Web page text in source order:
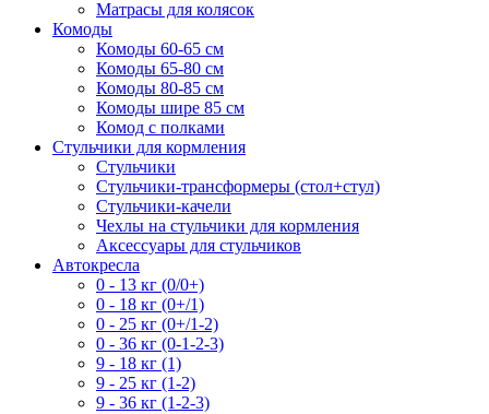
Матрасы для колясок
Комоды
Комоды 60-65 см
Комоды 65-80 см
Комоды 80-85 см
Комоды шире 85 см
Комод с полками
Стульчики для кормления
Стульчики
Стульчики-трансформеры (стол+стул)
Стульчики-качели
Чехлы на стульчики для кормления
Аксессуары для стульчиков
Автокресла
0 - 13 кг (0/0+)
0 - 18 кг (0+/1)
0 - 25 кг (0+/1-2)
0 - 36 кг (0-1-2-3)
9 - 18 кг (1)
9 - 25 кг (1-2)
9 - 36 кг (1-2-3)